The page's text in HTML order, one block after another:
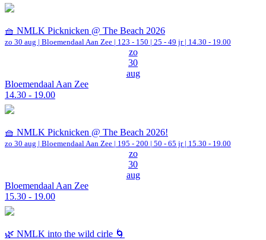
🧺 NMLK Picknicken @ The Beach 2026
zo 30 aug | Bloemendaal Aan Zee | 123 - 150 | 25 - 49 jr | 14.30 - 19.00
zo
30
aug
Bloemendaal Aan Zee
14.30 - 19.00
🧺 NMLK Picknicken @ The Beach 2026!
zo 30 aug | Bloemendaal Aan Zee | 195 - 200 | 50 - 65 jr | 15.30 - 19.00
zo
30
aug
Bloemendaal Aan Zee
15.30 - 19.00
🌿 NMLK into the wild cirle 🌀